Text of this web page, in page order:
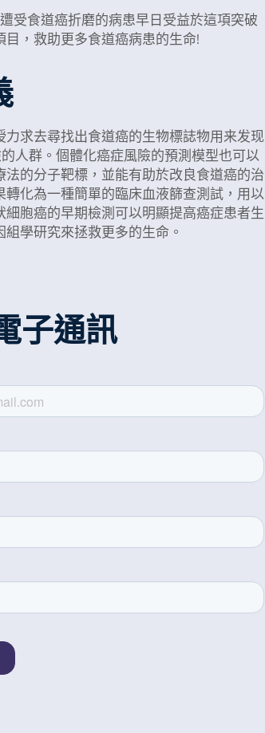
受食道癌折磨的病患早日受益於這項突破
，救助更多食道癌病患的生命!
求去尋找出食道癌的生物標誌物用来发现
人群。個體化癌症風險的預測模型也可以
的分子靶標，並能有助於改良食道癌的治
化為一種簡單的臨床血液篩查測試，用以
胞癌的早期檢測可以明顯提高癌症患者生
學研究來拯救更多的生命。
子通訊